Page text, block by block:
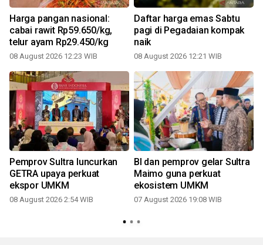
Harga pangan nasional:
cabai rawit Rp59.650/kg,
telur ayam Rp29.450/kg
08 August 2026 12:23 WIB
Daftar harga emas Sabtu
pagi di Pegadaian kompak
naik
08 August 2026 12:21 WIB
Pemprov Sultra luncurkan
GETRA upaya perkuat
ekspor UMKM
08 August 2026 2:54 WIB
BI dan pemprov gelar Sultra
Maimo guna perkuat
ekosistem UMKM
07 August 2026 19:08 WIB